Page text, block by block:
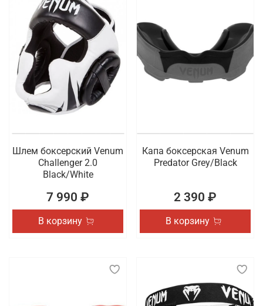
Шлем боксерский Venum
Challenger 2.0
Black/White
7 990 ₽
В корзину
Капа боксерская Venum
Predator Grey/Black
2 390 ₽
В корзину